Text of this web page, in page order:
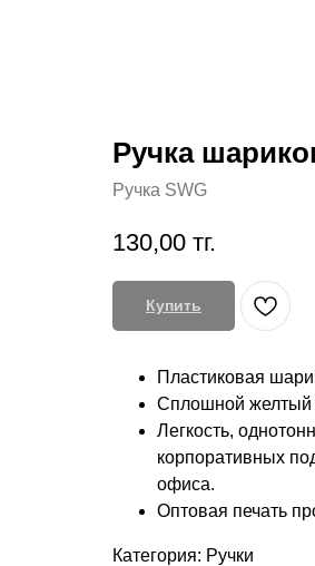
Ручка
Ручка SWG
130,00 тг.
Купить
Пластиковая
Сплошной желтый
Легкость,
корпоративных
офиса.
Оптовая печать
Категория: Ручки